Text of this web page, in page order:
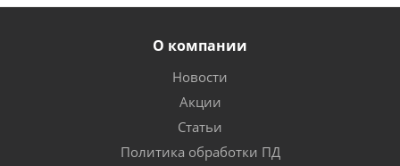
О компании
Новости
Акции
Статьи
Политика обработки ПД